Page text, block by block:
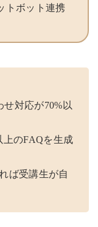
トボット連携
対応が70%以
のFAQを生成
ば受講生が自